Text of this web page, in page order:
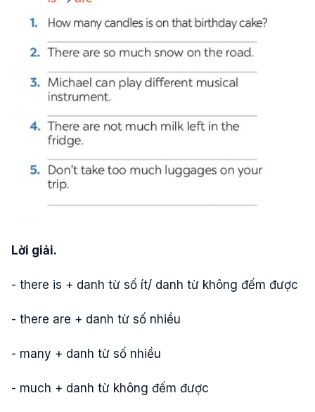
Lời giải.
- there is + danh từ số ít/ danh từ không đếm được
- there are + danh từ số nhiều
- many + danh từ số nhiều
- much + danh từ không đếm được